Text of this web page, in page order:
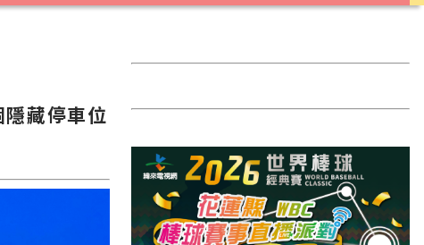
富里鄉
2024暑期夏令營專區
台中市
彰化縣
高雄市
隱藏停車位